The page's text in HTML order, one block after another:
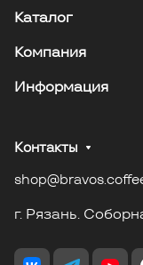
Каталог
Компания
Информация
Контакты
г. Рязань.